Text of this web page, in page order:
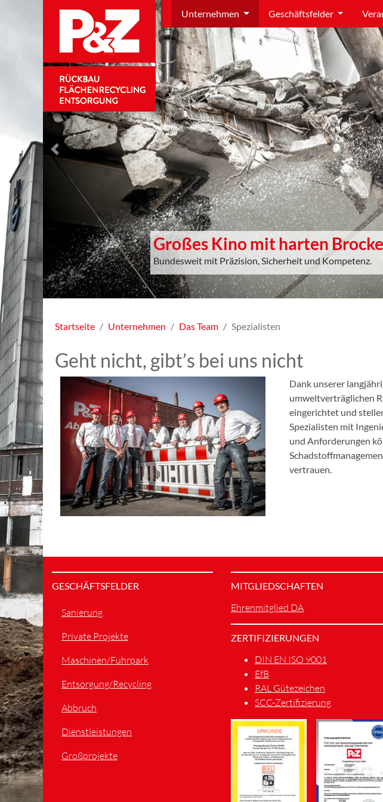
Großes Kino mit harten
Bundesweit mit Präzision, Sicherheit und Kompetenz.
Previous
Unternehmen Geschäftsfelder
Startseite Unternehmen Das Team Spezialisten
Geht nicht, gibt’s bei uns nicht
Dank unserer
umweltverträglichen
eingerichtet und
Spezialisten mit
und Anforderungen
vertrauen.
GESCHÄFTSFELDER
Sanierung
Private Projekte
Maschinen/Fuhrpark
Entsorgung/Recycling
Abbruch
Dienstleistungen
Großprojekte
MITGLIEDSCHAFTEN
Ehrenmitglied DA
ZERTIFIZIERUNGEN
DIN EN ISO 9001
EfB
RAL Gütezeichen
SCC-Zertifizierung